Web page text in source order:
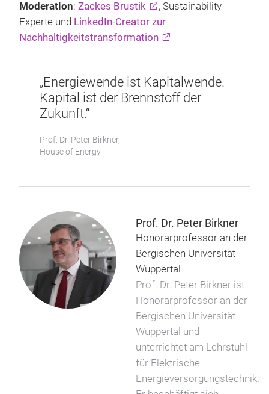
VERWALTEN
Moderation: Zackes Brustik
, Sustainability
Experte und LinkedIn-Creator zur
Nachhaltigkeitstransformation
„Energiewende ist Kapitalwende.
Kapital ist der Brennstoff der
Zukunft.“
Prof. Dr. Peter Birkner,
House of Energy
Prof. Dr. Peter Birkner
Honorarprofessor an der
Bergischen Universität
Wuppertal
Prof. Dr. Peter Birkner ist
Honorarprofessor an der
Bergischen Universität
Wuppertal und
unterrichtet am Lehrstuhl
für Elektrische
Energieversorgungstechnik.